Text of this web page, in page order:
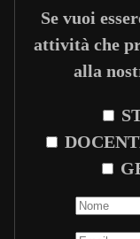
Se vuoi
attività che
alla